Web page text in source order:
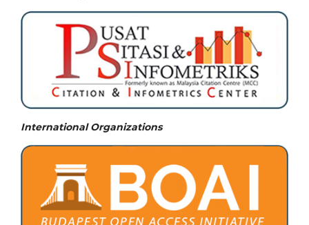
International Organizations